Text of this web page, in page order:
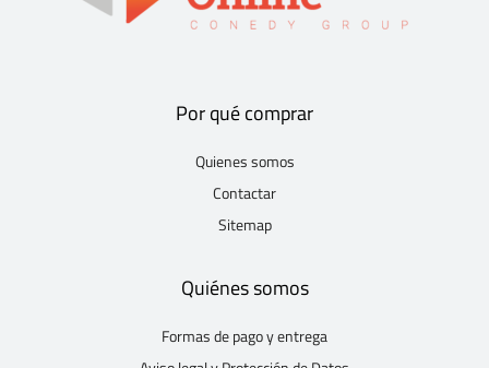
Por qué comprar
Quienes somos
Contactar
Sitemap
Quiénes somos
Formas de pago y entrega